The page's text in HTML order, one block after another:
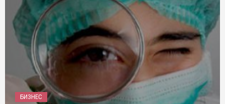
БИЗНЕС